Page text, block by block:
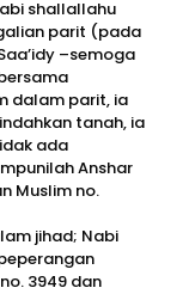
shallallahu
parit (pada
–semoga
dalam parit, ia
tanah, ia
ada
Anshar
Muslim no.
jihad; Nabi
3949 dan